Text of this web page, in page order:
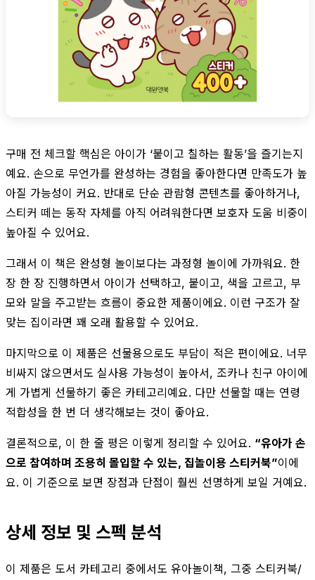
구매 전 체크할 핵심은 아이가 ‘붙이고 칠하는 활동’을 즐기는지
예요. 손으로 무언가를 완성하는 경험을 좋아한다면 만족도가 높
아질 가능성이 커요. 반대로 단순 관람형 콘텐츠를 좋아하거나,
스티커 떼는 동작 자체를 아직 어려워한다면 보호자 도움 비중이
높아질 수 있어요.
그래서 이 책은 완성형 놀이보다는 과정형 놀이에 가까워요. 한
장 한 장 진행하면서 아이가 선택하고, 붙이고, 색을 고르고, 부
모와 말을 주고받는 흐름이 중요한 제품이에요. 이런 구조가 잘
맞는 집이라면 꽤 오래 활용할 수 있어요.
마지막으로 이 제품은 선물용으로도 부담이 적은 편이에요. 너무
비싸지 않으면서도 실사용 가능성이 높아서, 조카나 친구 아이에
게 가볍게 선물하기 좋은 카테고리예요. 다만 선물할 때는 연령
적합성을 한 번 더 생각해보는 것이 좋아요.
결론적으로, 이 한 줄 평은 이렇게 정리할 수 있어요. “유아가 손
으로 참여하며 조용히 몰입할 수 있는, 집놀이용 스티커북”이에
요. 이 기준으로 보면 장점과 단점이 훨씬 선명하게 보일 거예요.
상세 정보 및 스펙 분석
이 제품은 도서 카테고리 중에서도 유아놀이책, 그중 스티커북/